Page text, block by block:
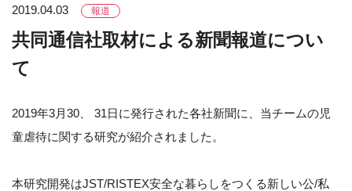
2019.04.03 報道
共同通信社取材による新聞報道につい
て
2019年3月30、 31日に発行された各社新聞に、当チームの児
童虐待に関する研究が紹介されました。
本研究開発はJST/RISTEX安全な暮らしをつくる新しい公/私